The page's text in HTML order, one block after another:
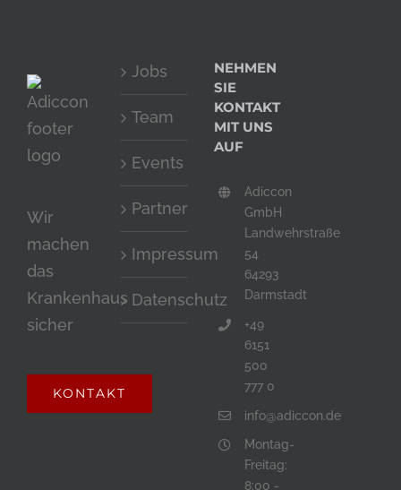
Wir
machen
das
Krankenhaus
sicher
KONTAKT
Jobs
Team
Events
Partner
Impressum
Datenschutz
NEHMEN
SIE
KONTAKT
MIT UNS
AUF
Adiccon
GmbH
Landwehrstraße
54
64293
Darmstadt
+49
6151
500
777 0
info@adiccon.de
Montag-
Freitag:
8:00 -